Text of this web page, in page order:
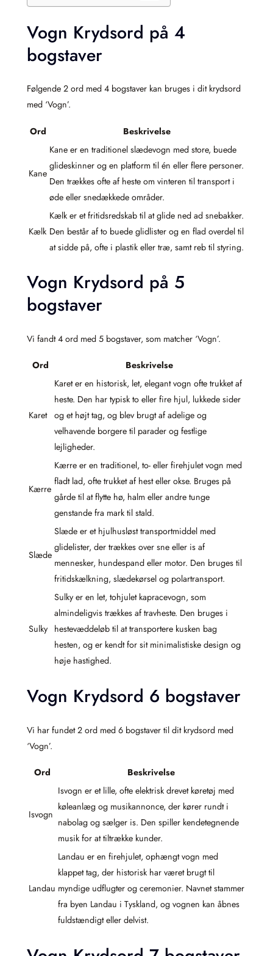
Vogn Krydsord på 4
bogstaver
Følgende 2 ord med 4 bogstaver kan bruges i dit krydsord
med ‘Vogn’.
Ord Beskrivelse
Kane
Kane er en traditionel slædevogn med store, buede
glideskinner og en platform til én eller flere personer.
Den trækkes ofte af heste om vinteren til transport i
øde eller snedækkede områder.
Kælk
Kælk er et fritidsredskab til at glide ned ad snebakker.
Den består af to buede glidlister og en flad overdel til
at sidde på, ofte i plastik eller træ, samt reb til styring.
Vogn Krydsord på 5
bogstaver
Vi fandt 4 ord med 5 bogstaver, som matcher ‘Vogn’.
Ord Beskrivelse
Karet
Karet er en historisk, let, elegant vogn ofte trukket af
heste. Den har typisk to eller fire hjul, lukkede sider
og et højt tag, og blev brugt af adelige og
velhavende borgere til parader og festlige
lejligheder.
Kærre
Kærre er en traditionel, to- eller firehjulet vogn med
fladt lad, ofte trukket af hest eller okse. Bruges på
gårde til at flytte hø, halm eller andre tunge
genstande fra mark til stald.
Slæde
Slæde er et hjulhusløst transportmiddel med
glidelister, der trækkes over sne eller is af
mennesker, hundespand eller motor. Den bruges til
fritidskælkning, slædekørsel og polartransport.
Sulky
Sulky er en let, tohjulet kapracevogn, som
almindeligvis trækkes af travheste. Den bruges i
hestevæddeløb til at transportere kusken bag
hesten, og er kendt for sit minimalistiske design og
høje hastighed.
Vogn Krydsord 6 bogstaver
Vi har fundet 2 ord med 6 bogstaver til dit krydsord med
‘Vogn’.
Ord Beskrivelse
Isvogn
Isvogn er et lille, ofte elektrisk drevet køretøj med
køleanlæg og musikannonce, der kører rundt i
nabolag og sælger is. Den spiller kendetegnende
musik for at tiltrække kunder.
Landau
Landau er en firehjulet, ophængt vogn med
klappet tag, der historisk har været brugt til
myndige udflugter og ceremonier. Navnet stammer
fra byen Landau i Tyskland, og vognen kan åbnes
fuldstændigt eller delvist.